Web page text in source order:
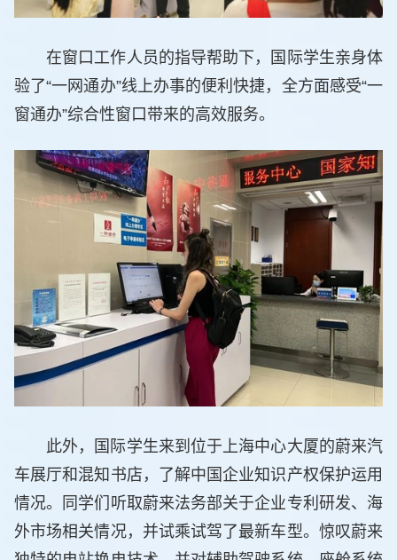
在窗口工作人员的指导帮助下，国际学生亲身体
验了“一网通办”线上办事的便利快捷，全方面感受“一
窗通办”综合性窗口带来的高效服务。
此外，国际学生来到位于上海中心大厦的蔚来汽
车展厅和混知书店，了解中国企业知识产权保护运用
情况。同学们听取蔚来法务部关于企业专利研发、海
外市场相关情况，并试乘试驾了最新车型。惊叹蔚来